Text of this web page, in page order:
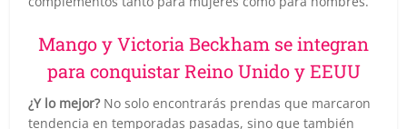
Mango y Victoria Beckham se integran
para conquistar Reino Unido y EEUU
¿Y lo mejor? No solo encontrarás prendas que marcaron
tendencia en temporadas pasadas, sino que también